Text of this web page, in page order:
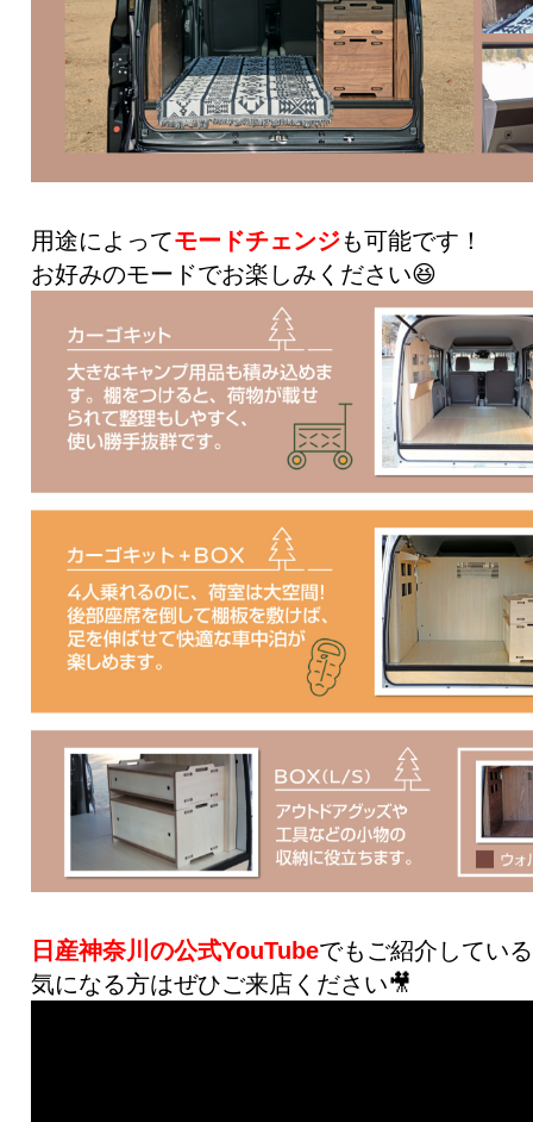
用途によってモードチェンジも可能です！
お好みのモードでお楽しみください😆
日産神奈川の公式YouTubeでもご紹介してい
気になる方はぜひご来店ください🎥